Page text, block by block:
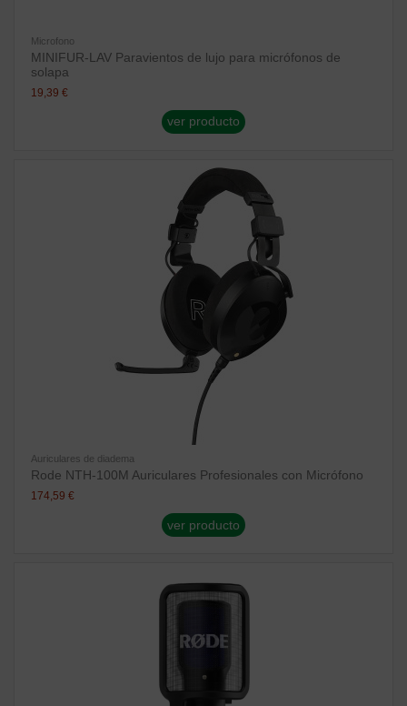
Microfono
MINIFUR-LAV Paravientos de lujo para micrófonos de
solapa
19,39 €
ver producto
Auriculares de diadema
Rode NTH-100M Auriculares Profesionales con Micrófono
174,59 €
ver producto